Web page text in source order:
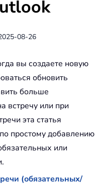
08-26
вы создаете новую
обновить
больше
встречу или при
эта статья
простому добавлению
или
(обязательных/